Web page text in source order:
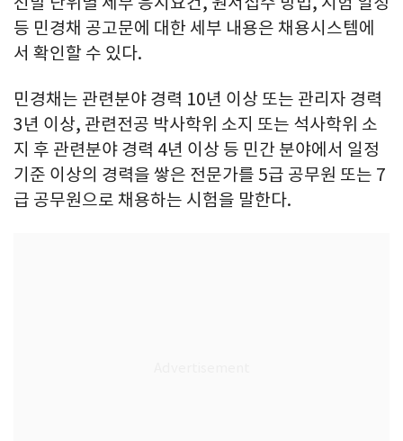
등 민경채 공고문에 대한 세부 내용은 채용시스템에
서 확인할 수 있다.
민경채는 관련분야 경력 10년 이상 또는 관리자 경력
3년 이상, 관련전공 박사학위 소지 또는 석사학위 소
지 후 관련분야 경력 4년 이상 등 민간 분야에서 일정
기준 이상의 경력을 쌓은 전문가를 5급 공무원 또는 7
급 공무원으로 채용하는 시험을 말한다.